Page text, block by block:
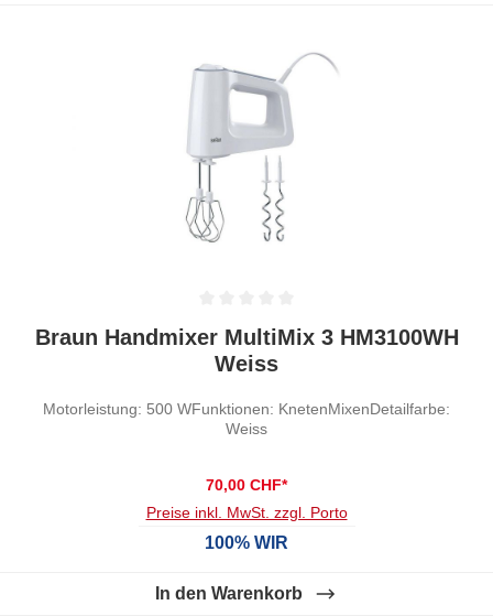
Durchschnittliche Bewertung von 0 von 5 Sternen
Braun Handmixer MultiMix 3 HM3100WH
Weiss
Motorleistung: 500 WFunktionen: KnetenMixenDetailfarbe:
Weiss
70,00 CHF*
Preise inkl. MwSt. zzgl. Porto
100% WIR
In den Warenkorb